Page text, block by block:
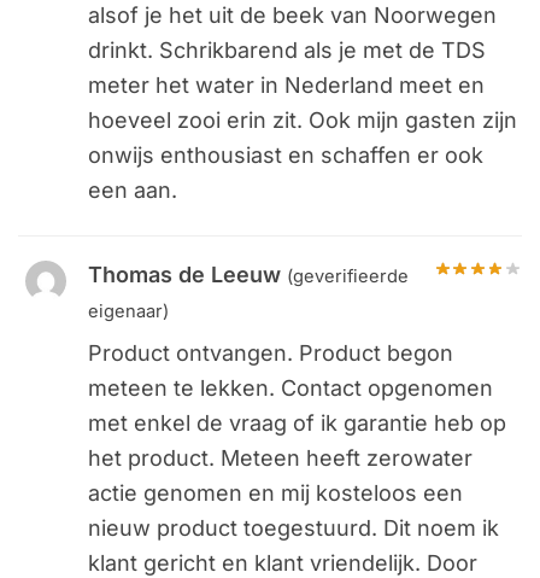
alsof je het uit de beek van Noorwegen
drinkt. Schrikbarend als je met de TDS
meter het water in Nederland meet en
hoeveel zooi erin zit. Ook mijn gasten zijn
onwijs enthousiast en schaffen er ook
een aan.
Thomas de Leeuw (geverifieerde
eigenaar)
Product ontvangen. Product begon
meteen te lekken. Contact opgenomen
met enkel de vraag of ik garantie heb op
het product. Meteen heeft zerowater
actie genomen en mij kosteloos een
nieuw product toegestuurd. Dit noem ik
klant gericht en klant vriendelijk. Door